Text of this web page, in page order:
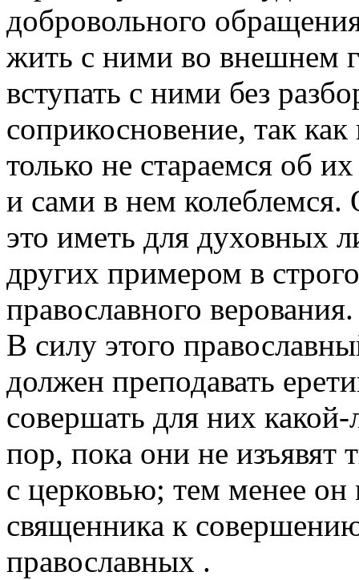
добровольного
жить с ними во внешнем
вступать с ними без
соприкосновение, так
только не стараемся об
и сами в нем колеблемся.
это иметь для духовных
других примером в
православного верования.
В силу этого
должен преподавать
совершать для них
пор, пока они не изъявят
с церковью; тем менее он
священника к
православных .